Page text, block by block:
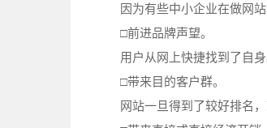
因为有些中小企业在做网站
□前进品牌声望。
用户从网上快捷找到了自身
□带来目的客户群。
网站一旦得到了较好排名，